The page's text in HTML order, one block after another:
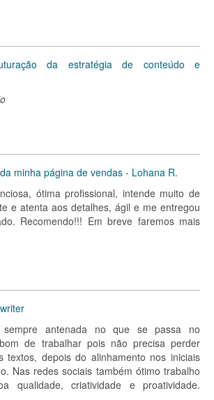
da estratégia de conteúdo e
minha página de vendas - Lohana R.
ótima profissional, intende muito de
e atenta aos detalhes, ágil e me entregou
Recomendo!!! Em breve faremos mais
sempre antenada no que se passa no
de trabalhar pois não precisa perder
textos, depois do alinhamento nos iniciais
Nas redes sociais também ótimo trabalho
qualidade, criatividade e proatividade.